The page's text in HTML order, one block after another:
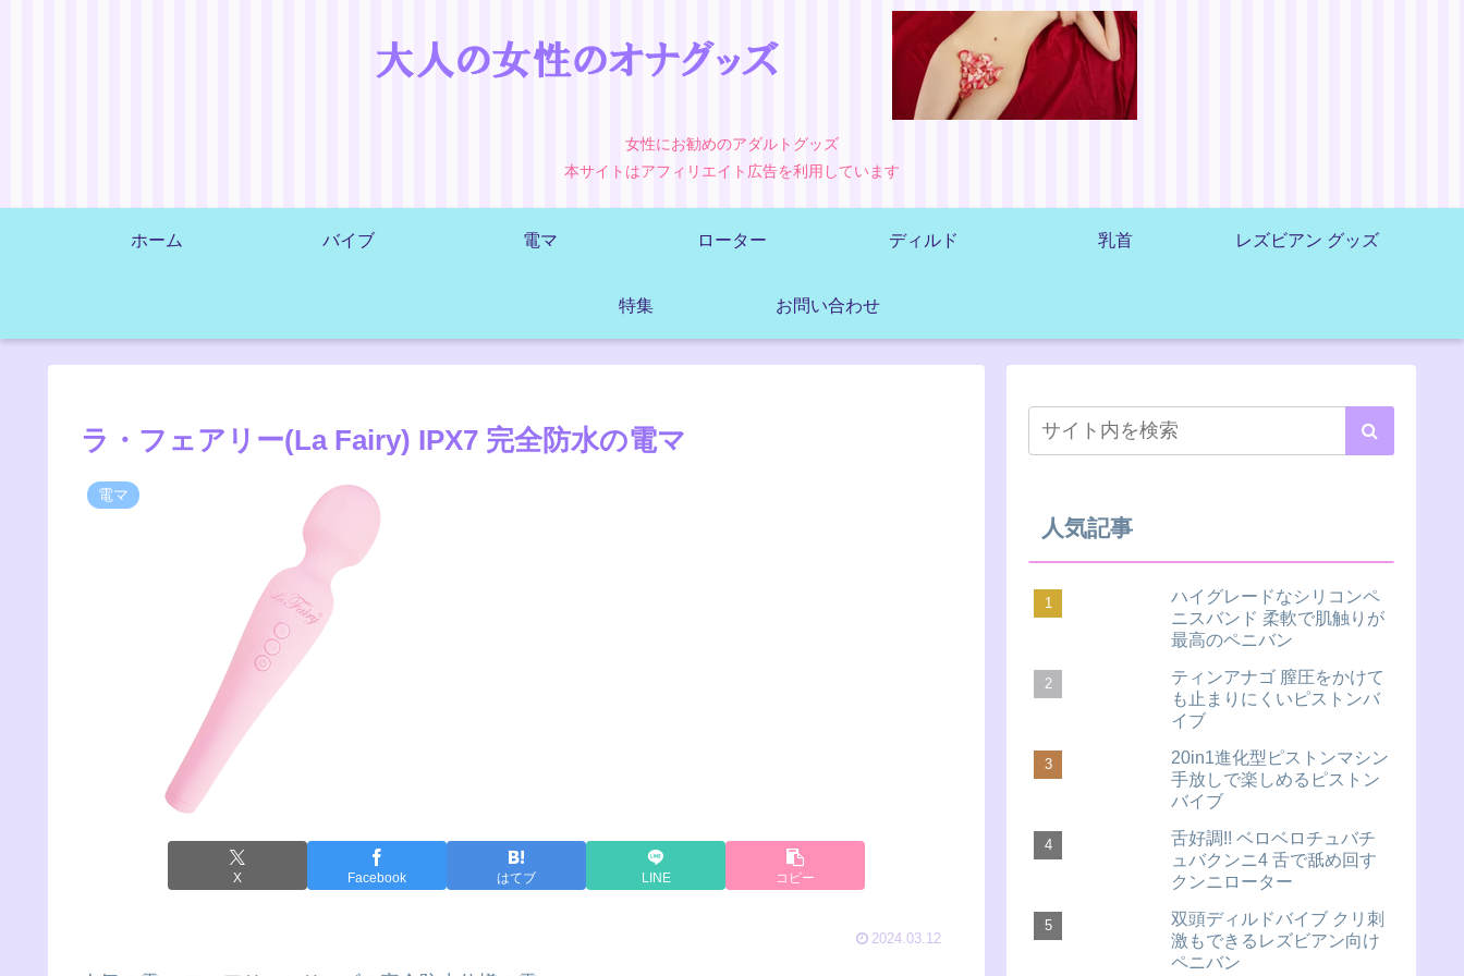
女性にお勧めのアダルトグッズ
本サイトはアフィリエイト広告を利用しています
ホーム バイブ 電マ ローター ディルド 乳首 レズビアン グッズ
特集 お問い合わせ
ラ・フェアリー(La Fairy) IPX7 完全防水の電マ
電マ
X Facebook はてブ LINE コピー
2024.03.12
人気記事
ハイグレードなシリコンペ
ニスバンド 柔軟で肌触りが
最高のペニバン
ティンアナゴ 膣圧をかけて
も止まりにくいピストンバ
イブ
20in1進化型ピストンマシン
手放しで楽しめるピストン
バイブ
舌好調!! ベロベロチュバチ
ュバクンニ4 舌で舐め回す
クンニローター
双頭ディルドバイブ クリ刺
激もできるレズビアン向け
ペニバン